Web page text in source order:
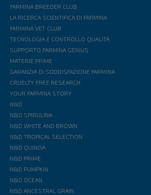
FARMINA BREEDER CLUB
LA RICERCA SCIENTIFICA DI FARMINA
FARMINA VET CLUB
TECNOLOGIA E CONTROLLO QUALITÀ
SUPPORTO FARMINA GENIUS
MATERIE PRIME
GARANZIA DI SODDISFAZIONE FARMINA
CRUELTY FREE RESEARCH
YOUR FARMINA STORY
N&D
N&D SPIRULINA
N&D WHITE AND BROWN
N&D TROPICAL SELECTION
N&D QUINOA
N&D PRIME
N&D PUMPKIN
N&D OCEAN
N&D ANCESTRAL GRAIN